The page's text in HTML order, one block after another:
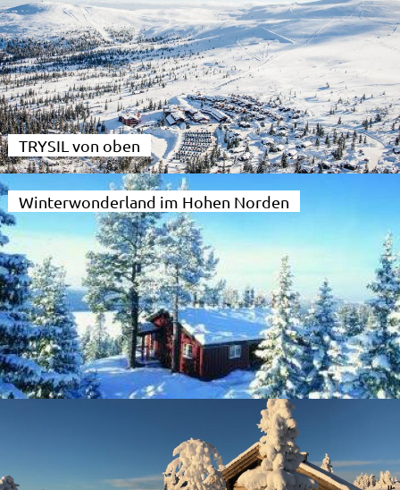
TRYSIL von oben
Winterwonderland im Hohen Norden